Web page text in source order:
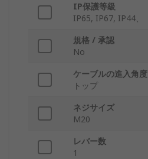
IP保護等級
IP65, IP67, IP44、
規格 / 承認
No
ケーブルの進入角度
トップ
ネジサイズ
M20
レバー数
1